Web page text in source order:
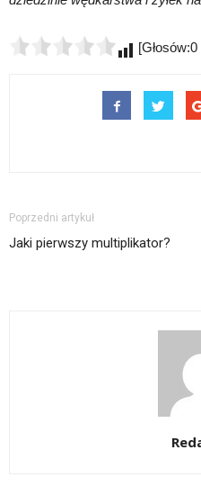
Poprzedni artykuł
Jaki pierwszy multiplikator?